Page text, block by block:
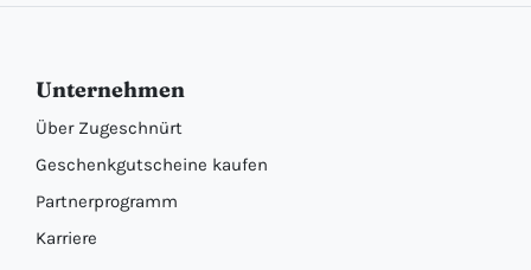
Unternehmen
Über Zugeschnürt
Geschenkgutscheine kaufen
Partnerprogramm
Karriere